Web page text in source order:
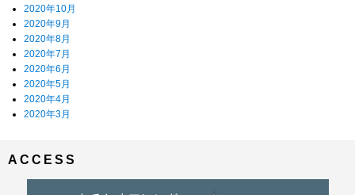
2020年10月
2020年9月
2020年8月
2020年7月
2020年6月
2020年5月
2020年4月
2020年3月
ACCESS